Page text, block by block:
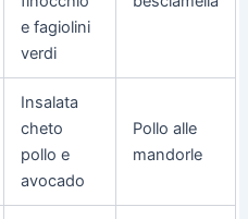
e fagiolini
verdi
Insalata
cheto
pollo e
avocado
Pollo alle
mandorle